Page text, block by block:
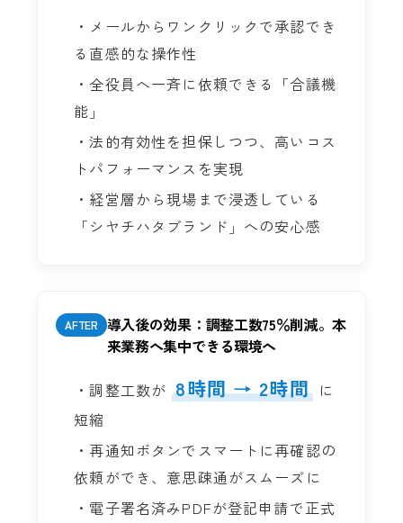
・メールからワンクリックで承認でき
る直感的な操作性
・全役員へ一斉に依頼できる「合議機
能」
・法的有効性を担保しつつ、高いコス
トパフォーマンスを実現
・経営層から現場まで浸透している
「シヤチハタブランド」への安心感
AFTER
導入後の効果：調整工数75％削減。本
来業務へ集中できる環境へ
・調整工数が8時間 → 2時間に
短縮
・再通知ボタンでスマートに再確認の
依頼ができ、意思疎通がスムーズに
・電子署名済みPDFが登記申請で正式